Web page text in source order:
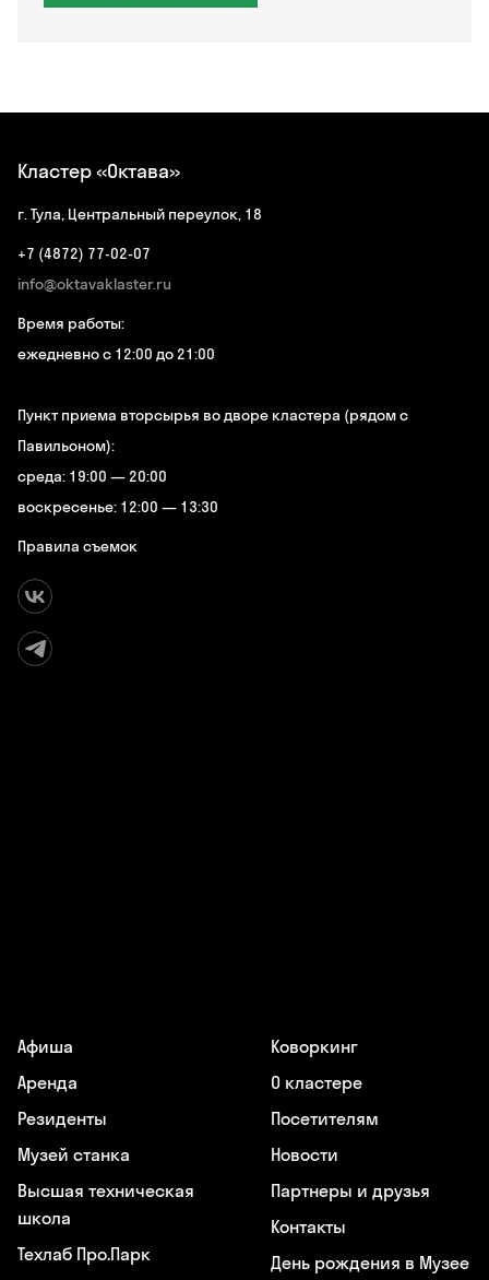
Кластер «Октава»
г. Тула, Центральный переулок, 18
+7 (4872) 77-02-07
info@oktavaklaster.ru
Время работы:
ежедневно с 12:00 до 21:00
Пункт приема вторсырья во дворе кластера (рядом с
Павильоном):
среда: 19:00 — 20:00
воскресенье: 12:00 — 13:30
Правила съемок
Афиша
Аренда
Резиденты
Музей станка
Высшая техническая
школа
Техлаб Про.Парк
Коворкинг
О кластере
Посетителям
Новости
Партнеры и друзья
Контакты
День рождения в Музее